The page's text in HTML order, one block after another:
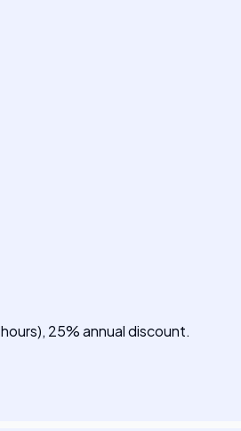
25% annual discount.